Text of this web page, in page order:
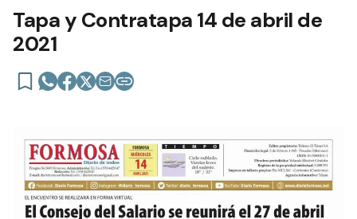
Tapa y Contratapa 14 de abril de
2021